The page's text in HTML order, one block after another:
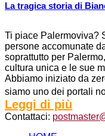
La tragica storia di
Ti piace Palermoviva?
persone accomunate
soprattutto per
cultura unica e le sue
Abbiamo iniziato da
siamo uno dei portali
Leggi di più
Contattaci: